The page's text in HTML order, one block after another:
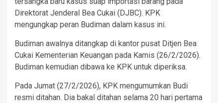
Direktorat Jenderal Bea Cukai (DJBC). KPK
mengungkap peran Budiman dalam kasus ini.
Budiman awalnya ditangkap di kantor pusat Ditjen Bea
Cukai Kementerian Keuangan pada Kamis (26/2/2026).
Budiman kemudian dibawa ke KPK untuk diperiksa.
Pada Jumat (27/2/2026), KPK mengumumkan Budi
resmi ditahan. Dia bakal ditahan selama 20 hari pertama